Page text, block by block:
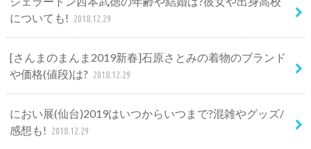
についても!
2018.12.29
[さんまのまんま2019新春]石原さとみの着物のブランド
や価格(値段)は? 2018.12.29
におい展(仙台)2019はいつからいつまで?混雑やグッズ/
感想も!
2018.12.29